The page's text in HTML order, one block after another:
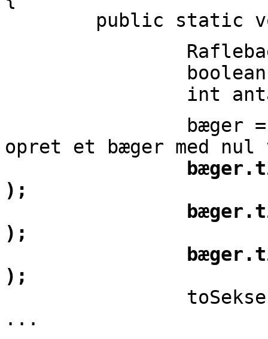
public static void
Raflebaeger
boolean
int
bæger = new
opret et bæger med nul
bæger.tilføj(
);
bæger.tilføj(
);
bæger.tilføj(
);
...